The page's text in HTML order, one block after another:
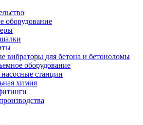
оборудование
вибраторы для бетона и бетоноломы
оборудование
станции
химия